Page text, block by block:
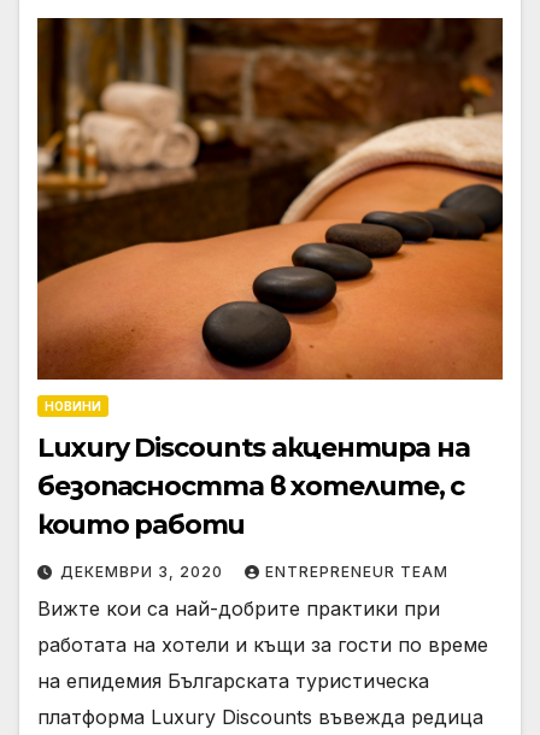
НОВИНИ
Luxury Discounts акцентира на
безопасността в хотелите, с
които работи
ДЕКЕМВРИ 3, 2020 ENTREPRENEUR TEAM
Вижте кои са най-добрите практики при
работата на хотели и къщи за гости по време
на епидемия Българската туристическа
платформа Luxury Discounts въвежда редица